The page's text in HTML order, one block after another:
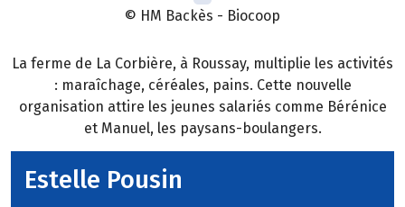
© HM Backès - Biocoop
La ferme de La Corbière, à Roussay, multiplie les activités
: maraîchage, céréales, pains. Cette nouvelle
organisation attire les jeunes salariés comme Bérénice
et Manuel, les paysans-boulangers.
Estelle Pousin